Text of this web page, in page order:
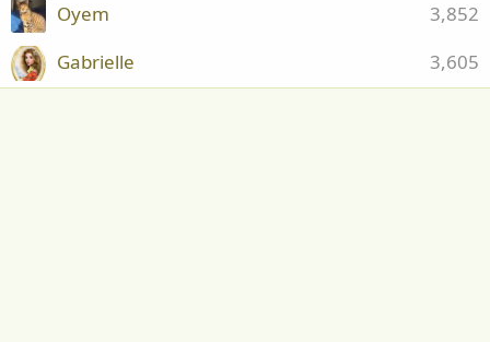
3,852
Oyem
3,605
Gabrielle